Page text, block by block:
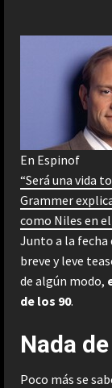
En Espinof
“Será una vida
Grammer
como Niles en
Junto a la
breve y leve
de algún modo,
de los 90.
Nada
Poco más se